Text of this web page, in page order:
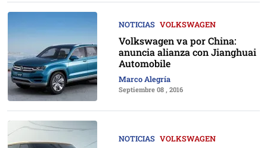
NOTICIAS VOLKSWAGEN
Volkswagen va por China:
anuncia alianza con Jianghuai
Automobile
Marco Alegría
Septiembre 08 , 2016
NOTICIAS VOLKSWAGEN